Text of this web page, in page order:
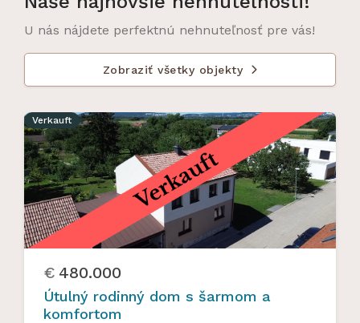
U nás nájdete perfektnú nehnuteľnosť pre vás!
Zobraziť všetky objekty 
Verkauft
€ 480.000
Útulný rodinný dom s šarmom a
komfortom